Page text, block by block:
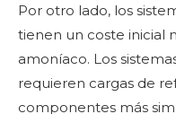
Por otro lado, los
tienen un coste inicial
amoníaco. Los
requieren cargas de
componentes más